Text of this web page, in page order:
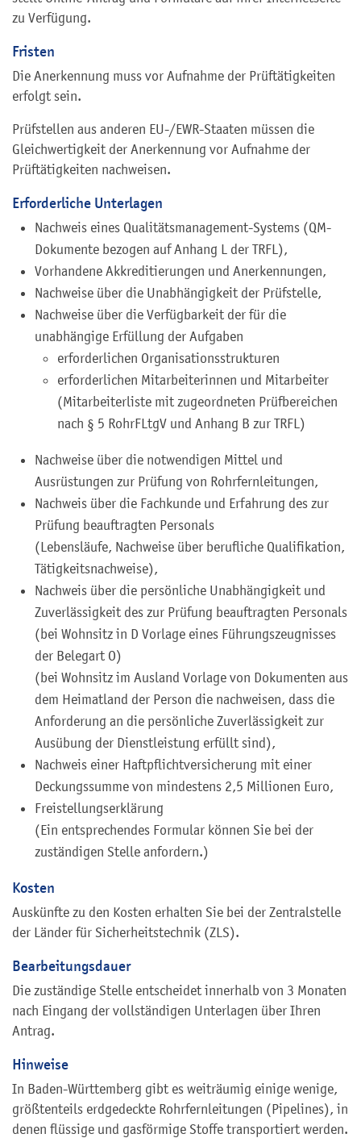
zu Verfügung.
Fristen
Die Anerkennung muss vor Aufnahme der Prüftätigkeiten
erfolgt sein.
Prüfstellen aus anderen EU-/EWR-Staaten müssen die
Gleichwertigkeit der Anerkennung vor Aufnahme der
Prüftätigkeiten nachweisen.
Erforderliche Unterlagen
Nachweis eines Qualitätsmanagement-Systems (QM-
Dokumente bezogen auf Anhang L der TRFL),
Vorhandene Akkreditierungen und Anerkennungen,
Nachweise über die Unabhängigkeit der Prüfstelle,
Nachweise über die Verfügbarkeit der für die
unabhängige Erfüllung der Aufgaben
erforderlichen Organisationsstrukturen
erforderlichen Mitarbeiterinnen und Mitarbeiter
(Mitarbeiterliste mit zugeordneten Prüfbereichen
nach § 5 RohrFLtgV und Anhang B zur TRFL)
Nachweise über die notwendigen Mittel und
Ausrüstungen zur Prüfung von Rohrfernleitungen,
Nachweis über die Fachkunde und Erfahrung des zur
Prüfung beauftragten Personals
(Lebensläufe, Nachweise über berufliche Qualifikation,
Tätigkeitsnachweise),
Nachweis über die persönliche Unabhängigkeit und
Zuverlässigkeit des zur Prüfung beauftragten Personals
(bei Wohnsitz in D Vorlage eines Führungszeugnisses
der Belegart O)
(bei Wohnsitz im Ausland Vorlage von Dokumenten aus
dem Heimatland der Person die nachweisen, dass die
Anforderung an die persönliche Zuverlässigkeit zur
Ausübung der Dienstleistung erfüllt sind),
Nachweis einer Haftpflichtversicherung mit einer
Deckungssumme von mindestens 2,5 Millionen Euro,
Freistellungserklärung
(Ein entsprechendes Formular können Sie bei der
zuständigen Stelle anfordern.)
Kosten
Auskünfte zu den Kosten erhalten Sie bei der Zentralstelle
der Länder für Sicherheitstechnik (ZLS).
Bearbeitungsdauer
Die zuständige Stelle entscheidet innerhalb von 3 Monaten
nach Eingang der vollständigen Unterlagen über Ihren
Antrag.
Hinweise
In Baden-Württemberg gibt es weiträumig einige wenige,
größtenteils erdgedeckte Rohrfernleitungen (Pipelines), in
denen flüssige und gasförmige Stoffe transportiert werden.